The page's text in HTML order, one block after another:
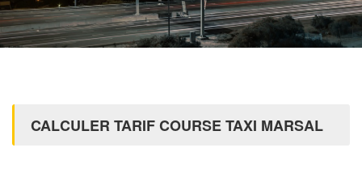
CALCULER TARIF COURSE TAXI MARSAL